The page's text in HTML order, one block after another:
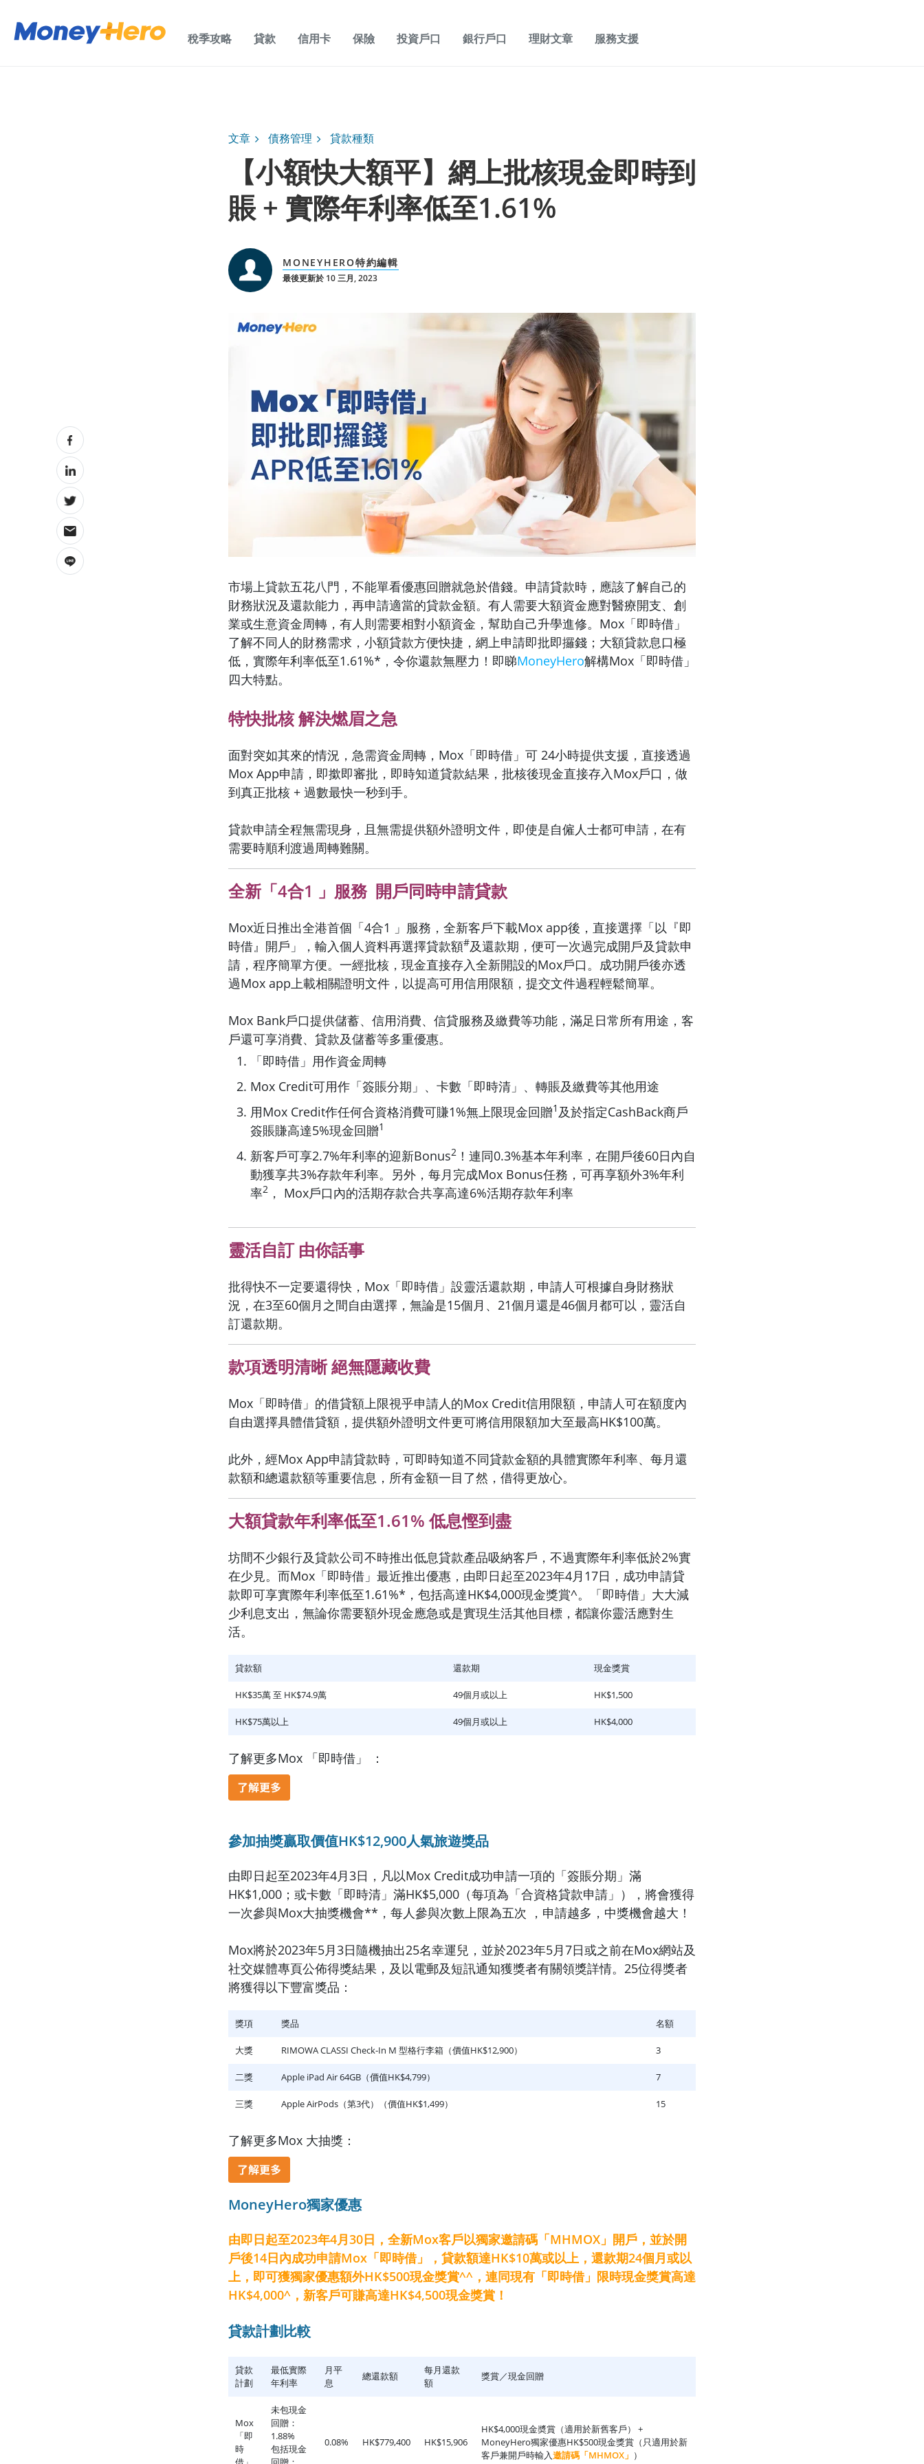
稅季攻略 貸款 信用卡 保險 投資戶口 銀行戶口 理財文章 服務支援
文章 債務管理 貸款種類
【小額快大額平】網上批核現金即時到
賬 + 實際年利率低至1.61%
MONEYHERO特約編輯
最後更新於 10 三月, 2023
市場上貸款五花八門，不能單看優惠回贈就急於借錢。申請貸款時，應該了解自己的
財務狀況及還款能力，再申請適當的貸款金額。有人需要大額資金應對醫療開支、創
業或生意資金周轉，有人則需要相對小額資金，幫助自己升學進修。Mox「即時借」
了解不同人的財務需求，小額貸款方便快捷，網上申請即批即攞錢；大額貸款息口極
低，實際年利率低至1.61%*，令你還款無壓力！即睇MoneyHero解構Mox「即時借」
四大特點。
特快批核 解決燃眉之急
面對突如其來的情況，急需資金周轉，Mox「即時借」可 24小時提供支援，直接透過
Mox App申請，即撳即審批，即時知道貸款結果，批核後現金直接存入Mox戶口，做
到真正批核 + 過數最快一秒到手。
貸款申請全程無需現身，且無需提供額外證明文件，即使是自僱人士都可申請，在有
需要時順利渡過周轉難關。
全新「4合1 」服務 開戶同時申請貸款
Mox近日推出全港首個「4合1 」服務，全新客戶下載Mox app後，直接選擇「以『即
時借』開戶」，輸入個人資料再選擇貸款額#及還款期，便可一次過完成開戶及貸款申
請，程序簡單方便。一經批核，現金直接存入全新開設的Mox戶口。成功開戶後亦透
過Mox app上載相關證明文件，以提高可用信用限額，提交文件過程輕鬆簡單。
Mox Bank戶口提供儲蓄、信用消費、信貸服務及繳費等功能，滿足日常所有用途，客
戶還可享消費、貸款及儲蓄等多重優惠。
「即時借」用作資金周轉
Mox Credit可用作「簽賬分期」、卡數「即時清」、轉賬及繳費等其他用途
用Mox Credit作任何合資格消費可賺1%無上限現金回贈1 及於指定CashBack商戶
簽賬賺高達5%現金回贈1
新客戶可享2.7%年利率的迎新Bonus2 ！連同0.3%基本年利率，在開戶後60日內自
動獲享共3%存款年利率。另外，每月完成Mox Bonus任務，可再享額外3%年利
率2 ， Mox戶口內的活期存款合共享高達6%活期存款年利率
靈活自訂 由你話事
批得快不一定要還得快，Mox「即時借」設靈活還款期，申請人可根據自身財務狀
況，在3至60個月之間自由選擇，無論是15個月、21個月還是46個月都可以，靈活自
訂還款期。
款項透明清晰 絕無隱藏收費
Mox「即時借」的借貸額上限視乎申請人的Mox Credit信用限額，申請人可在額度內
自由選擇具體借貸額，提供額外證明文件更可將信用限額加大至最高HK$100萬。
此外，經Mox App申請貸款時，可即時知道不同貸款金額的具體實際年利率、每月還
款額和總還款額等重要信息，所有金額一目了然，借得更放心。
大額貸款年利率低至1.61% 低息慳到盡
坊間不少銀行及貸款公司不時推出低息貸款產品吸納客戶，不過實際年利率低於2%實
在少見。而Mox「即時借」最近推出優惠，由即日起至2023年4月17日，成功申請貸
款即可享實際年利率低至1.61%*，包括高達HK$4,000現金獎賞^。「即時借」大大減
少利息支出，無論你需要額外現金應急或是實現生活其他目標，都讓你靈活應對生
活。
貸款額 還款期 現金獎賞
HK$35萬 至 HK$74.9萬 49個月或以上 HK$1,500
HK$75萬以上 49個月或以上 HK$4,000
了解更多Mox 「即時借」 ：
參加抽獎贏取價值HK$12,900人氣旅遊獎品
由即日起至2023年4月3日，凡以Mox Credit成功申請一項的「簽賬分期」滿
HK$1,000；或卡數「即時清」滿HK$5,000（每項為「合資格貸款申請」），將會獲得
一次參與Mox大抽獎機會**，每人參與次數上限為五次 ，申請越多，中獎機會越大！
Mox將於2023年5月3日隨機抽出25名幸運兒，並於2023年5月7日或之前在Mox網站及
社交媒體專頁公佈得獎結果，及以電郵及短訊通知獲獎者有關領獎詳情。25位得獎者
將獲得以下豐富獎品：
獎項 獎品 名額
大獎 RIMOWA CLASSI Check-In M 型格行李箱（價值HK$12,900） 3
二獎 Apple iPad Air 64GB（價值HK$4,799） 7
三獎 Apple AirPods（第3代）（價值HK$1,499） 15
了解更多Mox 大抽獎：
MoneyHero獨家優惠
由即日起至2023年4月30日，全新Mox客戶以獨家邀請碼「MHMOX」開戶，並於開
戶後14日內成功申請Mox「即時借」，貸款額達HK$10萬或以上，還款期24個月或以
上，即可獲獨家優惠額外HK$500現金獎賞^^，連同現有「即時借」限時現金獎賞高達
HK$4,000^，新客戶可賺高達HK$4,500現金獎賞！
貸款計劃比較
貸款
計劃
最低實際
年利率
月平
息
總還款額
每月還款
額
獎賞／現金回贈
Mox
「即
時
未包現金
回贈：
1.88%
包括現金
0.08% HK$779,400 HK$15,906
HK$4,000現金奬賞（適用於新舊客戶） +
MoneyHero獨家優惠HK$500現金獎賞（只適用於新
客戶兼開戶時輸入邀請碼「MHMOX」 ）